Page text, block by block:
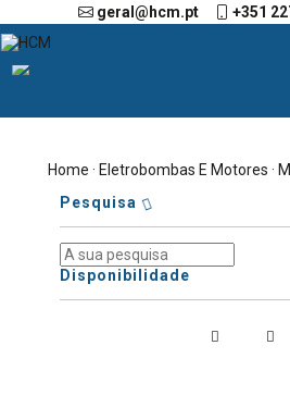
geral@hcm.pt +351
Home ·Eletrobombas E Motores ·
Pesquisa
Disponibilidade